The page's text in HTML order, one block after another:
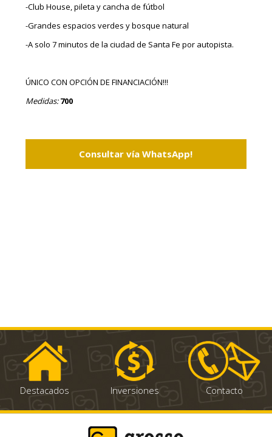
-Club House, pileta y cancha de fútbol
-Grandes espacios verdes y bosque natural
-A solo 7 minutos de la ciudad de Santa Fe por autopista.
ÚNICO CON OPCIÓN DE FINANCIACIÓN!!!
Medidas: 700
Consultar vía WhatsApp!
Destacados Inversiones Contacto